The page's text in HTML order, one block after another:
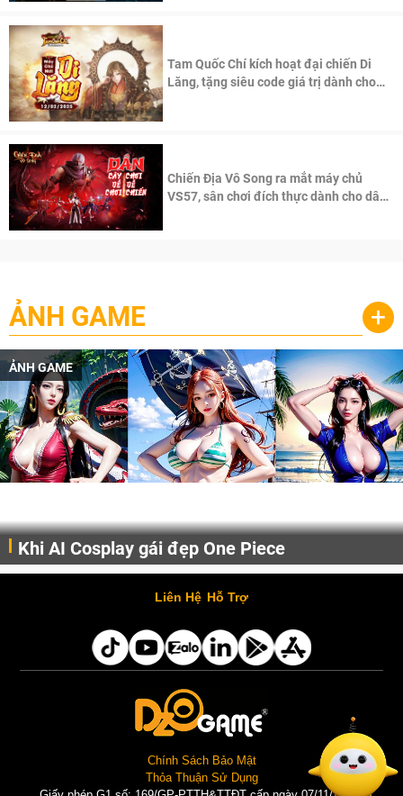
Tam Quốc Chí kích hoạt đại chiến Di
Lăng, tặng siêu code giá trị dành cho
Chiến Địa Vô Song ra mắt máy chủ
VS57, sân chơi đích thực dành cho dân
ẢNH GAME +
ẢNH GAME
Khi AI Cosplay gái đẹp One Piece
Những cô nàng nóng bỏng Boa Hancock, Nico Robin, Nami, Yamato hay Perona được AI vẽ lại dưới hình thức Cosplay cực kỳ chuẩn chỉnh.
Liên Hệ Hỗ Trợ
Chính Sách Bảo Mật
Thỏa Thuận Sử Dụng